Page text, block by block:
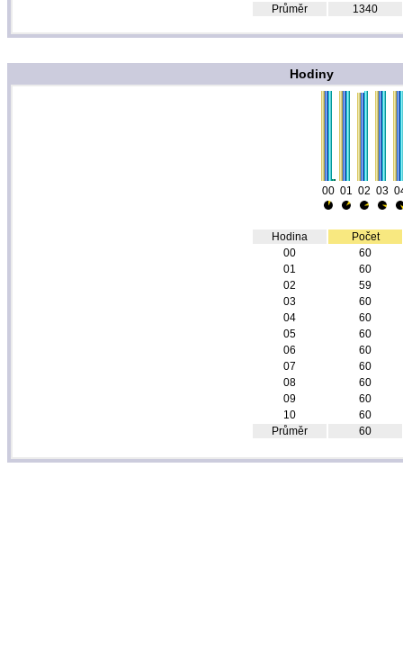
Průměr
1340
Hodiny
00 01 02 03
Hodina
Počet
00
60
01
60
02
59
03
60
04
60
05
60
06
60
07
60
08
60
09
60
10
60
Průměr
60